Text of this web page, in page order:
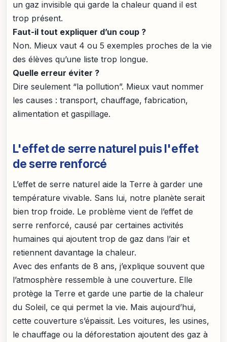
un gaz invisible qui garde la chaleur quand il est
trop présent.
Faut-il tout expliquer d’un coup ?
Non. Mieux vaut 4 ou 5 exemples proches de la vie
des élèves qu’une liste trop longue.
Quelle erreur éviter ?
Dire seulement “la pollution”. Mieux vaut nommer
les causes : transport, chauffage, fabrication,
alimentation et gaspillage.
L'effet de serre naturel puis l'effet
de serre renforcé
L’effet de serre naturel aide la Terre à garder une
température vivable. Sans lui, notre planète serait
bien trop froide. Le problème vient de l’effet de
serre renforcé, causé par certaines activités
humaines qui ajoutent trop de gaz dans l’air et
retiennent davantage la chaleur.
Avec des enfants de 8 ans, j’explique souvent que
l’atmosphère ressemble à une couverture. Elle
protège la Terre et garde une partie de la chaleur
du Soleil, ce qui permet la vie. Mais aujourd’hui,
cette couverture s’épaissit. Les voitures, les usines,
le chauffage ou la déforestation ajoutent des gaz à